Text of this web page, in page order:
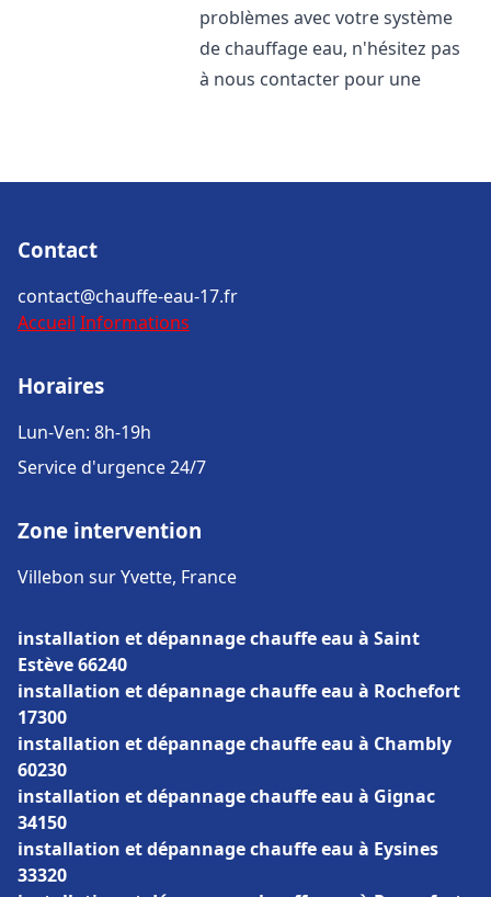
problèmes avec votre système
de chauffage eau, n'hésitez pas
à nous contacter pour une
Contact
contact@chauffe-eau-17.fr
Accueil Informations
Horaires
Lun-Ven: 8h-19h
Service d'urgence 24/7
Zone intervention
Villebon sur Yvette, France
installation et dépannage chauffe eau à Saint
Estève 66240
installation et dépannage chauffe eau à Rochefort
17300
installation et dépannage chauffe eau à Chambly
60230
installation et dépannage chauffe eau à Gignac
34150
installation et dépannage chauffe eau à Eysines
33320